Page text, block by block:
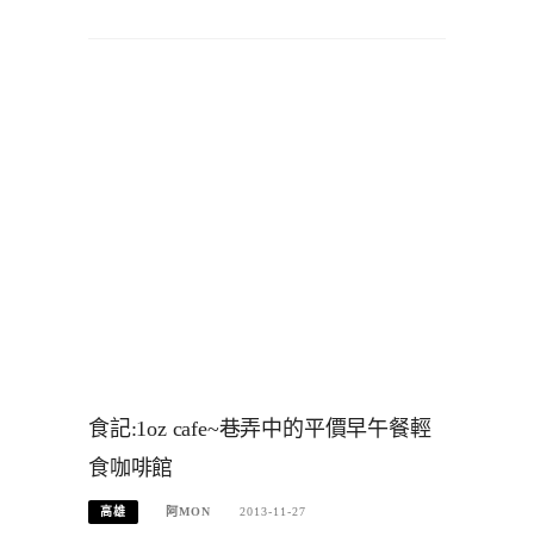
食記:1oz cafe~巷弄中的平價早午餐輕
食咖啡館
高雄 阿MON 2013-11-27